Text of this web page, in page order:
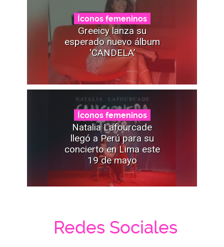
Íconos femeninos
Greeicy lanza su
esperado nuevo álbum
‘CANDELA’
Íconos femeninos
Natalia Lafourcade
llegó a Perú para su
concierto en Lima este
19 de mayo
Redes Sociales